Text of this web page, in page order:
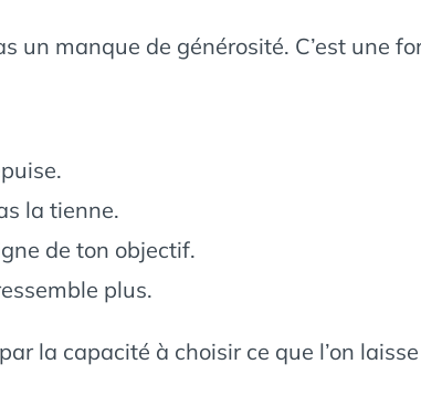
un manque de générosité. C’est une
la tienne.
de ton objectif.
plus.
la capacité à choisir ce que l’on